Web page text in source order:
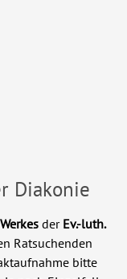
Diakonie
der Ev.-luth.
Ratsuchenden
bitte